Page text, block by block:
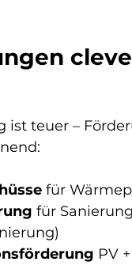
ist teuer –
für
für
PV